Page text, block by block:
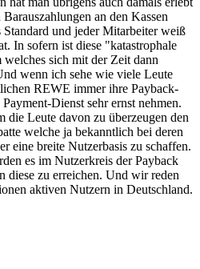
an den Kassen
Standard und jeder Mitarbeiter weiß
In sofern ist diese "katastrophale
sich mit der Zeit dann
wenn ich sehe wie viele Leute
REWE immer ihre Payback-
Dienst sehr ernst nehmen.
die Leute davon zu überzeugen den
welche ja bekanntlich bei deren
eine breite Nutzerbasis zu schaffen.
es im Nutzerkreis der Payback
diese zu erreichen. Und wir reden
aktiven Nutzern in Deutschland.